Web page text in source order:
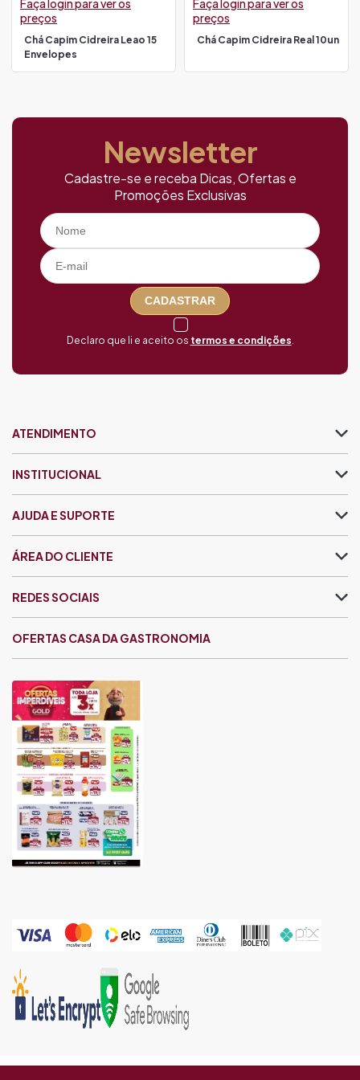
Chá Capim Cidreira Leao 15
Envelopes
Faça login para ver os
preços
Chá Capim Cidreira Real 10un
Faça login para ver os
preços
Newsletter
Cadastre-se e receba Dicas, Ofertas e
Promoções Exclusivas
CADASTRAR
Declaro que li e aceito os termos e condições
ATENDIMENTO
INSTITUCIONAL
AJUDA E SUPORTE
ÁREA DO CLIENTE
OFERTAS CASA DA GASTRONOMIA
REDES SOCIAIS